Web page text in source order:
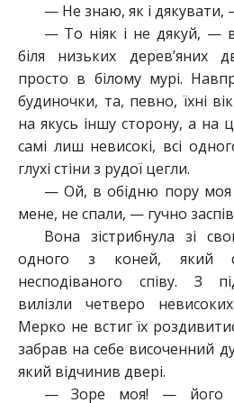
— Не знаю, як і
— То ніяк і не дякуй, —
біля низьких дерев’яних
просто в білому мурі.
будиночки, та, певно, їхні
на якусь іншу сторону, а на
самі лиш невисокі, всі
глухі стіни з рудої цегли.
— Ой, в обідню пору моя
мене, не спали, — гучно
Вона зістрибнула зі
одного з коней, який
несподіваного співу. З
вилізли четверо
Мерко не встиг їх
забрав на себе височенний
який відчинив двері.
— Зоре моя! — його